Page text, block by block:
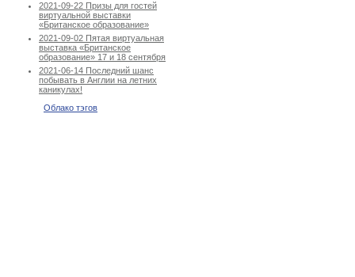
2021-09-22 Призы для гостей
виртуальной выставки
«Британское образование»
2021-09-02 Пятая виртуальная
выставка «Британское
образование» 17 и 18 сентября
2021-06-14 Последний шанс
побывать в Англии на летних
каникулах!
Облако тэгов